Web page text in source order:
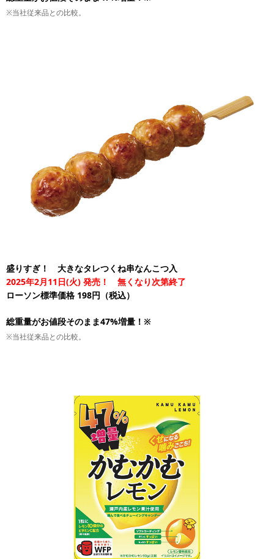
※当社従来品との比較。
盛りすぎ！ 大きなタレつくね串なんこつ入
2025年2月11日(火) 発売！ 無くなり次第終了
ローソン標準価格 198円（税込）
総重量がお値段そのまま47%増量！※
※当社従来品との比較。